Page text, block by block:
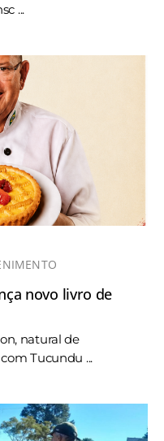
...
novo livro de
natural de
Tucundu ...